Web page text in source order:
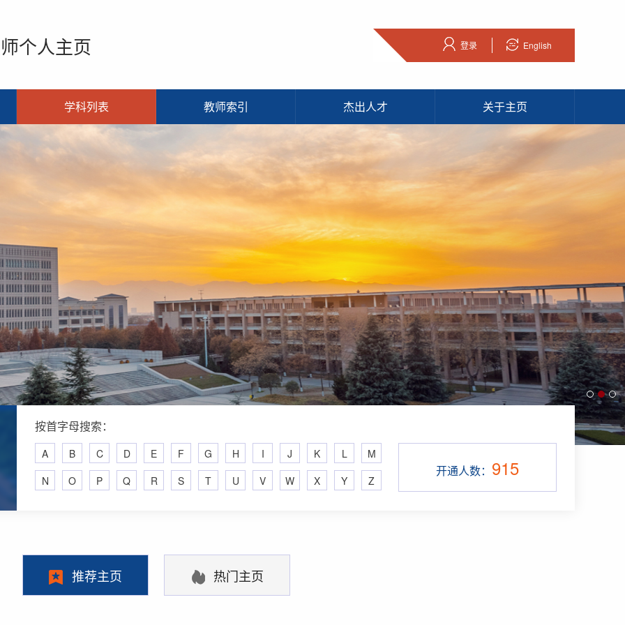
个人主页 登录 English
学科列表 教师索引 杰出人才 关于主页
按首字母搜索：
A B C D E F G H I J K L
M
N
O P Q R S T U V W X Y Z
开通人数： 915
推荐主页 热门主页